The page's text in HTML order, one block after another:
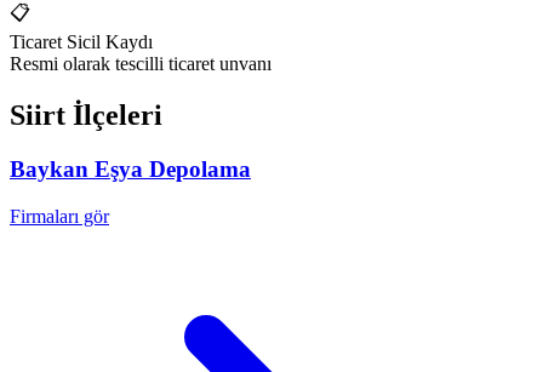
📋
Ticaret Sicil Kaydı
Resmi olarak tescilli ticaret unvanı
Siirt İlçeleri
Baykan Eşya Depolama
Firmaları gör